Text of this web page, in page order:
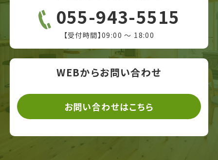
055-943-5515
【受付時間】09:00 ～ 18:00
WEBからお問い合わせ
お問い合わせはこちら